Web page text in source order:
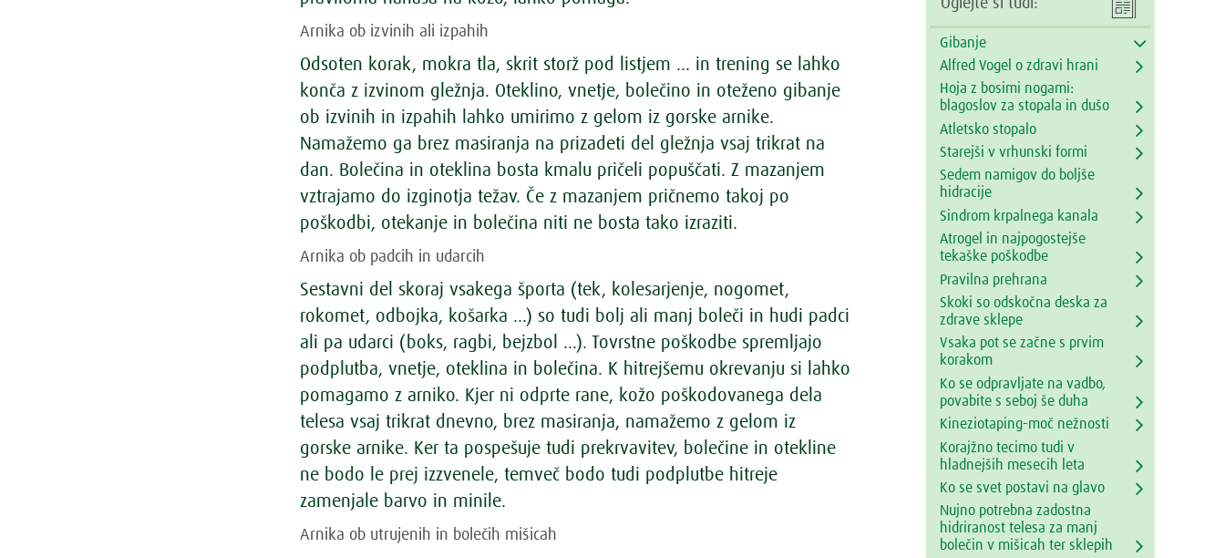
Arnika ob izvinih ali izpahih
Odsoten korak, mokra tla, skrit storž pod listjem … in trening se lahko
konča z izvinom gležnja. Oteklino, vnetje, bolečino in oteženo gibanje
ob izvinih in izpahih lahko umirimo z gelom iz gorske arnike.
Namažemo ga brez masiranja na prizadeti del gležnja vsaj trikrat na
dan. Bolečina in oteklina bosta kmalu pričeli popuščati. Z mazanjem
vztrajamo do izginotja težav. Če z mazanjem pričnemo takoj po
poškodbi, otekanje in bolečina niti ne bosta tako izraziti.
Arnika ob padcih in udarcih
Sestavni del skoraj vsakega športa (tek, kolesarjenje, nogomet,
rokomet, odbojka, košarka …) so tudi bolj ali manj boleči in hudi padci
ali pa udarci (boks, ragbi, bejzbol …). Tovrstne poškodbe spremljajo
podplutba, vnetje, oteklina in bolečina. K hitrejšemu okrevanju si lahko
pomagamo z arniko. Kjer ni odprte rane, kožo poškodovanega dela
telesa vsaj trikrat dnevno, brez masiranja, namažemo z gelom iz
gorske arnike. Ker ta pospešuje tudi prekrvavitev, bolečine in otekline
ne bodo le prej izzvenele, temveč bodo tudi podplutbe hitreje
zamenjale barvo in minile.
Arnika ob utrujenih in bolečih mišicah
Gibanje
Alfred Vogel o zdravi hrani
Hoja z bosimi nogami:
blagoslov za stopala in dušo
Atletsko stopalo
Starejši v vrhunski formi
Sedem namigov do boljše
hidracije
Sindrom krpalnega kanala
Atrogel in najpogostejše
tekaške poškodbe
Pravilna prehrana
Skoki so odskočna deska za
zdrave sklepe
Vsaka pot se začne s prvim
korakom
Ko se odpravljate na vadbo,
povabite s seboj še duha
Kineziotaping-moč nežnosti
Korajžno tecimo tudi v
hladnejših mesecih leta
Ko se svet postavi na glavo
Nujno potrebna zadostna
hidriranost telesa za manj
bolečin v mišicah ter sklepih